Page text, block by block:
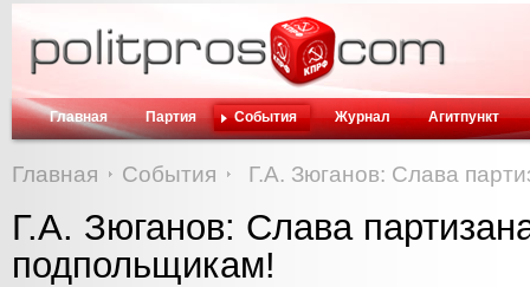
Главная Партия События Журнал Агитпункт
Главная События Г.А. Зюганов: Слава
Г.А. Зюганов: Слава
подпольщикам!